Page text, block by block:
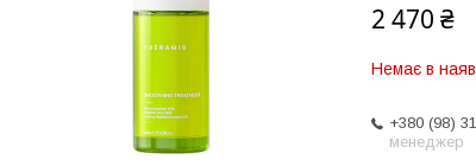
2 470 ₴
Немає в
+380 (98)
менеджер